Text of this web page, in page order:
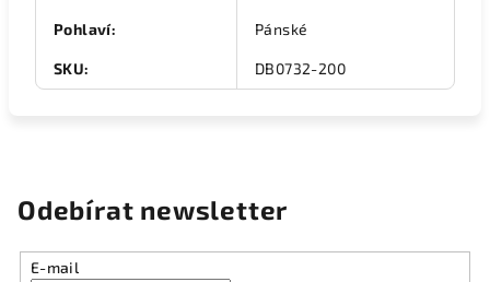
Pohlaví: Pánské
SKU: DB0732-200
Odebírat newsletter
E-mail